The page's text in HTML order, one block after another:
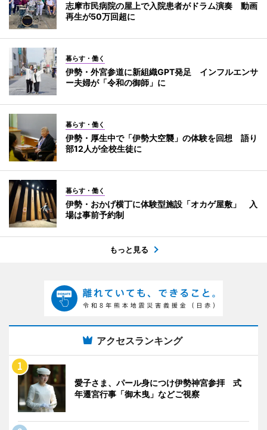
志摩市民病院の屋上で入院患者がドラム演奏 動画
再生が50万回超に
暮らす・働く
伊勢・外宮参道に新組織GPT発足 インフルエンサ
ー夫婦が「令和の御師」に
暮らす・働く
伊勢・厚生中で「伊勢大空襲」の体験を回想 語り
部12人が全校生徒に
暮らす・働く
伊勢・おかげ横丁に体験型施設「オカゲ屋敷」 入
場は事前予約制
もっと見る
アクセスランキング
愛子さま、パール身につけ伊勢神宮参拝 式
年遷宮行事「御木曳」などご視察